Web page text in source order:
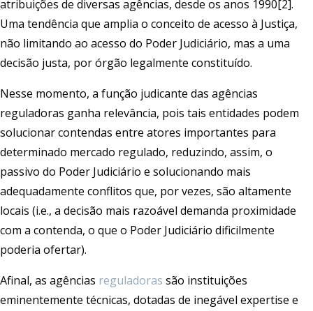
atribuições de diversas agências, desde os anos 1990[2].
Uma tendência que amplia o conceito de acesso à Justiça,
não limitando ao acesso do Poder Judiciário, mas a uma
decisão justa, por órgão legalmente constituído.
Nesse momento, a função judicante das agências
reguladoras ganha relevância, pois tais entidades podem
solucionar contendas entre atores importantes para
determinado mercado regulado, reduzindo, assim, o
passivo do Poder Judiciário e solucionando mais
adequadamente conflitos que, por vezes, são altamente
locais (i.e., a decisão mais razoável demanda proximidade
com a contenda, o que o Poder Judiciário dificilmente
poderia ofertar).
Afinal, as agências reguladoras são instituições
eminentemente técnicas, dotadas de inegável expertise e